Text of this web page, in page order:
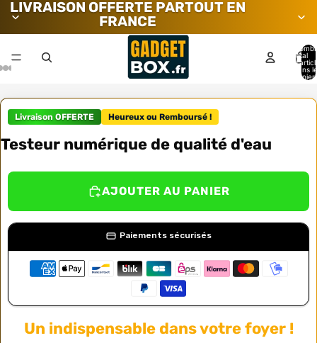
LIVRAISON OFFERTE PARTOUT EN
FRANCE
total
dans le
Livraison OFFERTE Heureux ou Remboursé !
Testeur numérique de qualité d'eau
AJOUTER AU PANIER
Paiements sécurisés
Un indispensable dans votre foyer !